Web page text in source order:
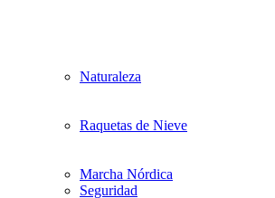
Naturaleza
Raquetas de Nieve
Marcha Nórdica
Seguridad